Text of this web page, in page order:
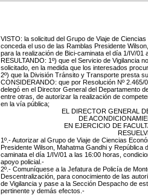
VISTO: la solicitud del Grupo de Viaje de
conceda el uso de las Ramblas Presidente
para la realización de Bici-caminata el día 1/IV/01
RESULTANDO: 1º) que el Servicio de Vigilancia
solicitado, en la medida que los interesados
2º) que la División Tránsito y Transporte presta
CONSIDERANDO: que por Resolución Nº 2.465/
delegó en el Director General del Departamento
entre otras, de autorizar la realización de
en la vía pública;
EL DIRECTOR GENERAL
DE
EN EJERCICIO DE
1º.- Autorizar al Grupo de Viaje de Ciencias
Presidente Wilson, Mahatma Gandhi y República
caminata el día 1/IV/01 a las 16:00 horas,
apoyo policial.-
2º.- Comuníquese a la Jefatura de Policía de
Descentralización, para conocimiento de las
de Vigilancia y pase a la Sección Despacho de
pertinente y demás efectos.-